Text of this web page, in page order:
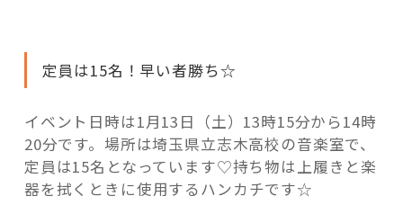
定員は15名！早い者勝ち☆
イベント日時は1月13日（土）13時15分から14時
20分です。場所は埼玉県立志木高校の音楽室で、
定員は15名となっています♡持ち物は上履きと楽
器を拭くときに使用するハンカチです☆